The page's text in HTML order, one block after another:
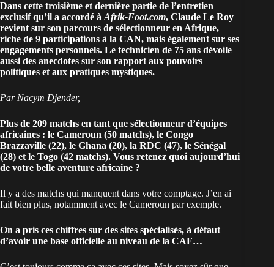
Dans cette troisième et dernière partie de l’entretien
exclusifqu’il a accordé à Afrik-Foot.com, Claude Le Roy
revient sur son parcours de sélectionneur en Afrique,
riche de 9 participations à la CAN, mais également sur ses
engagements personnels. Le technicien de 75 ans dévoile
aussi des anecdotes sur son rapport aux pouvoirs
politiques et aux pratiques mystiques.
Par Nacym Djender,
Plus de 209 matchs en tant que sélectionneur d’équipes
africaines : le Cameroun (50 matchs), le Congo
Brazzaville (22), le Ghana (20), la RDC (47), le Sénégal
(28) et le Togo (42 matchs). Vous retenez quoi aujourd’hui
de votre belle aventure africaine ?
Il y a des matchs qui manquent dans votre comptage. J’en ai
fait bien plus, notamment avec le Cameroun par exemple.
On a pris ces chiffres sur des sites spécialisés, à défaut
d’avoir une base officielle au niveau de la CAF…